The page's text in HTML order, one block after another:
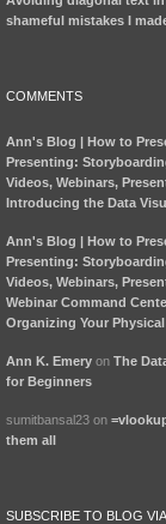
shameful mistakes I
COMMENTS
Ann's Blog | How to
Presenting:
Videos, Webinars,
Introducing the Data
Ann's Blog | How to
Presenting:
Videos, Webinars,
Webinar Command
Organizing Your Physical
Ann K. Emery on The
for Beginners
sumitbansal23 on
them all
SUBSCRIBE TO BLOG VIA